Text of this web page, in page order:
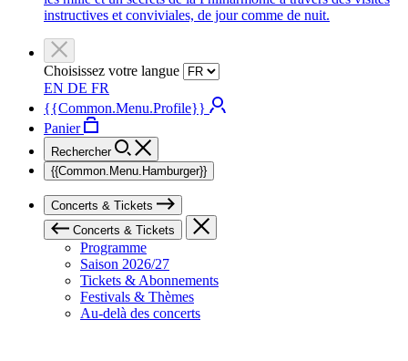
instructives et conviviales, de jour comme de nuit.
Choisissez votre langue
EN DE FR
{{Common.Menu.Profile}}
Panier
Rechercher
{{Common.Menu.Hamburger}}
Concerts & Tickets
Concerts & Tickets
Programme
Saison 2026/27
Tickets & Abonnements
Festivals & Thèmes
Au-delà des concerts